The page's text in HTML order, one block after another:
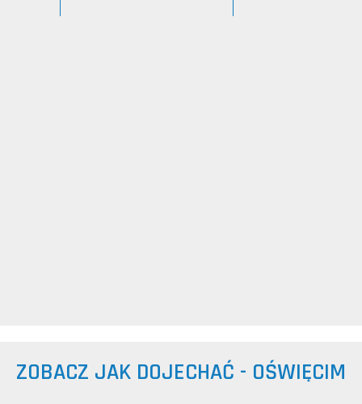
ZOBACZ JAK DOJECHAĆ - OŚWIĘCIM